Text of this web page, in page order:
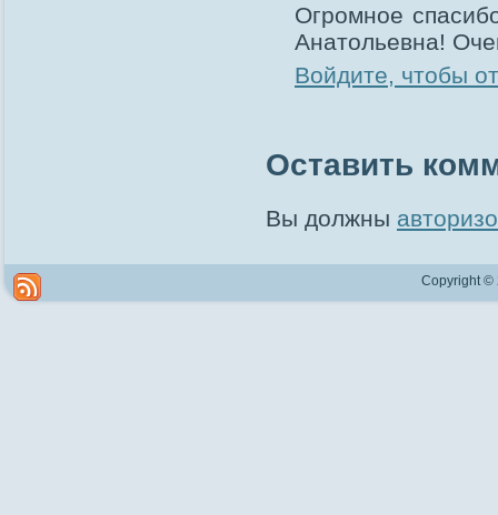
Огромное
Анатольевна!
Войдите, чтобы
Оставить
Вы должны
Copyright